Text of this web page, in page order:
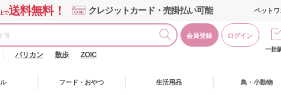
で送料無料！ クレジットカード・売掛払い可能
会員登録 ログイン
バリカン 散歩 ZOIC
ペット
一括
フード・おやつ 生活用品 鳥・小動物